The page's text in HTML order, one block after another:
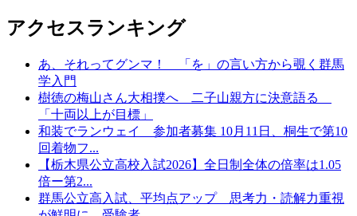
アクセスランキング
あ、それってグンマ！ 「を」の言い方から覗く群馬
学入門
樹徳の梅山さん大相撲へ 二子山親方に決意語る
「十両以上が目標」
和装でランウェイ 参加者募集 10月11日、桐生で第10
回着物フ...
【栃木県公立高校入試2026】全日制全体の倍率は1.05
倍ー第2...
群馬公立高入試、平均点アップ 思考力・読解力重視